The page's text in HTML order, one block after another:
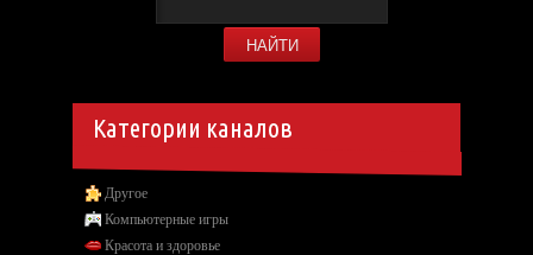
Категории каналов
Другое
Компьютерные игры
Красота и здоровье